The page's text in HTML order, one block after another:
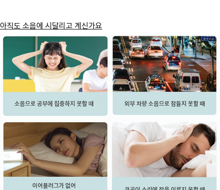
아직도 소음에 시달리고 계신가요